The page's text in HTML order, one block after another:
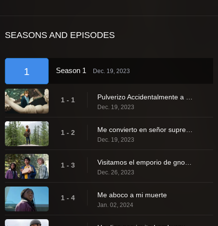
SEASONS AND EPISODES
1 Season 1 Dec. 19, 2023
1 - 1
Dec. 19, 2023
1 - 2
Dec. 19, 2023
1 - 3
Dec. 26, 2023
1 - 4 Me aboco a mi muerte
Jan. 02, 2024